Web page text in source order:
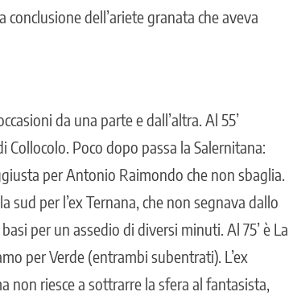
dell’ariete granata che aveva
da una parte e dall’altra. Al 55’
Poco dopo passa la Salernitana:
per Antonio Raimondo che non sbaglia.
per l’ex Ternana, che non segnava dallo
per un assedio di diversi minuti. Al 75’ è La
per Verde (entrambi subentrati). L’ex
non riesce a sottrarre la sfera al fantasista,